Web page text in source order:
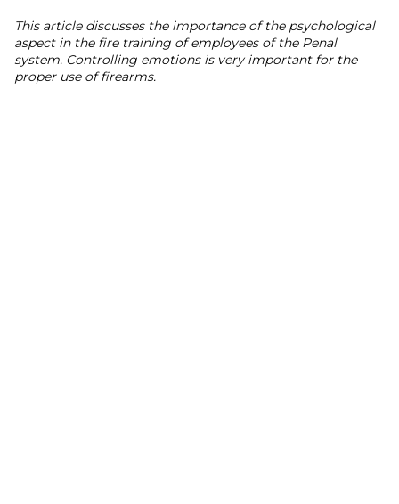
This article discusses the importance of the psychological
aspect in the fire training of employees of the Penal
system. Controlling emotions is very important for the
proper use of firearms.